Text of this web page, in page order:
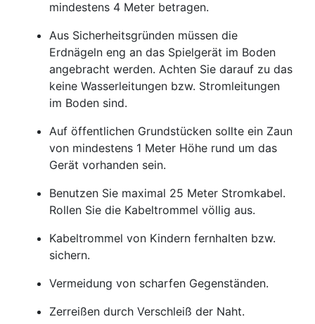
mindestens 4 Meter betragen.
Aus Sicherheitsgründen müssen die
Erdnägeln eng an das Spielgerät im Boden
angebracht werden. Achten Sie darauf zu das
keine Wasserleitungen bzw. Stromleitungen
im Boden sind.
Auf öffentlichen Grundstücken sollte ein Zaun
von mindestens 1 Meter Höhe rund um das
Gerät vorhanden sein.
Benutzen Sie maximal 25 Meter Stromkabel.
Rollen Sie die Kabeltrommel völlig aus.
Kabeltrommel von Kindern fernhalten bzw.
sichern.
Vermeidung von scharfen Gegenständen.
Zerreißen durch Verschleiß der Naht.